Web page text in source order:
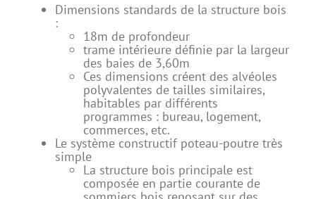
Dimensions standards de la structure bois
:
18m de profondeur
trame intérieure définie par la largeur
des baies de 3,60m
Ces dimensions créent des alvéoles
polyvalentes de tailles similaires,
habitables par différents
programmes : bureau, logement,
commerces, etc.
Le système constructif poteau-poutre très
simple
La structure bois principale est
composée en partie courante de